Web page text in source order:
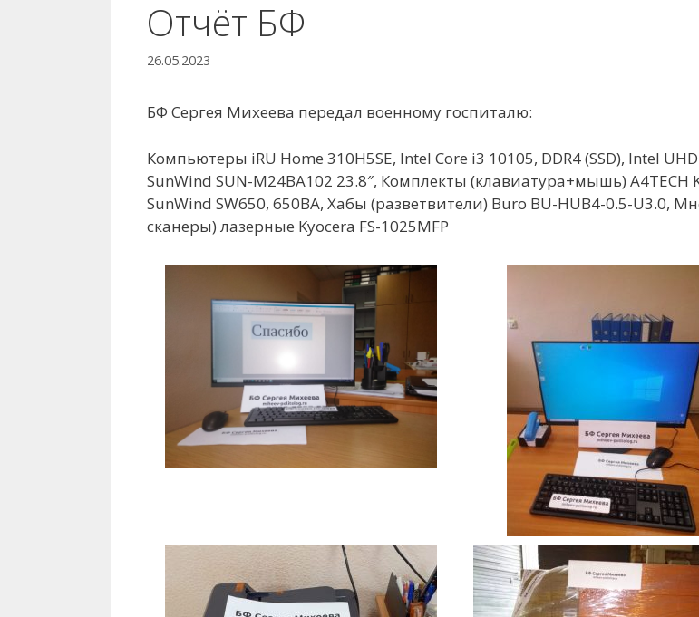
Отчёт БФ
26.05.2023
БФ Сергея Михеева передал военному госпиталю:
Компьютеры iRU Home 310H5SE, Intel Core i3 10105, DDR4 (SSD), Intel
SunWind SUN-M24BA102 23.8″, Комплекты (клавиатура+мышь)
SunWind SW650, 650ВА, Хабы (разветвители) Buro BU-HUB4-0.5-U3.0,
сканеры) лазерные Kyocera FS-1025MFP